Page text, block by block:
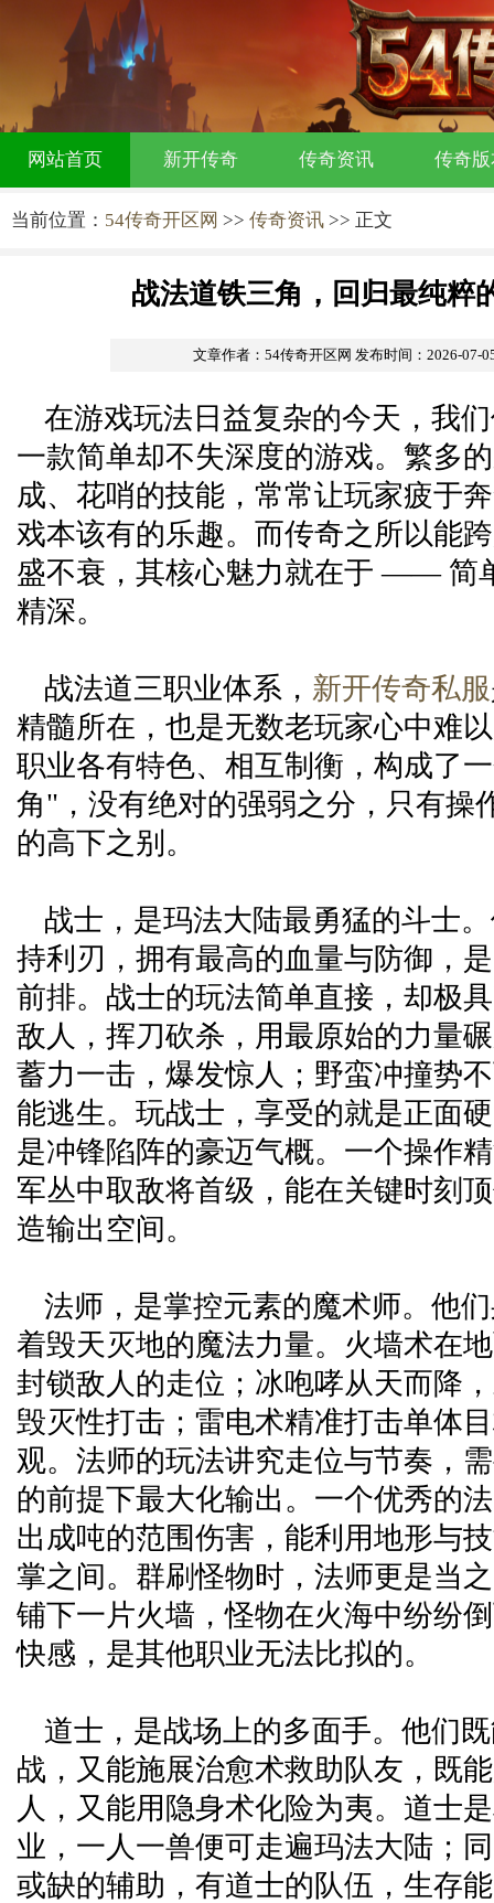
网站首页 新开传奇 传奇资讯 传奇
当前位置： 54传奇开区网 >> 传奇资讯 >> 正文
战法道铁三角，回归最纯粹
文章作者：54传奇开区网 发布时间：2026-07-
在游戏玩法日益复杂的今天，我
一款简单却不失深度的游戏。繁多
成、花哨的技能，常常让玩家疲于
戏本该有的乐趣。而传奇之所以能
盛不衰，其核心魅力就在于 —— 简
精深。
战法道三职业体系， 新开传奇私服
精髓所在，也是无数老玩家心中难
职业各有特色、相互制衡，构成了
角"，没有绝对的强弱之分，只有操
的高下之别。
战士，是玛法大陆最勇猛的斗士
持利刃，拥有最高的血量与防御，
前排。战士的玩法简单直接，却极
敌人，挥刀砍杀，用最原始的力量
蓄力一击，爆发惊人；野蛮冲撞势
能逃生。玩战士，享受的就是正面
是冲锋陷阵的豪迈气概。一个操作
军丛中取敌将首级，能在关键时刻
造输出空间。
法师，是掌控元素的魔术师。他
着毁天灭地的魔法力量。火墙术在
封锁敌人的走位；冰咆哮从天而降
毁灭性打击；雷电术精准打击单体
观。法师的玩法讲究走位与节奏，
的前提下最大化输出。一个优秀的
出成吨的范围伤害，能利用地形与
掌之间。群刷怪物时，法师更是当
铺下一片火墙，怪物在火海中纷纷
快感，是其他职业无法比拟的。
道士，是战场上的多面手。他们
战，又能施展治愈术救助队友，既
人，又能用隐身术化险为夷。道士
业，一人一兽便可走遍玛法大陆；
或缺的辅助，有道士的队伍，生存